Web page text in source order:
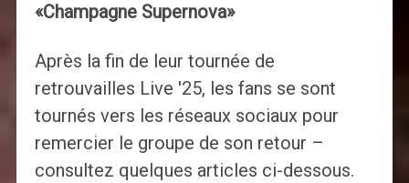
«Champagne Supernova»
Après la fin de leur tournée de
retrouvailles Live '25, les fans se sont
tournés vers les réseaux sociaux pour
remercier le groupe de son retour –
consultez quelques articles ci-dessous.